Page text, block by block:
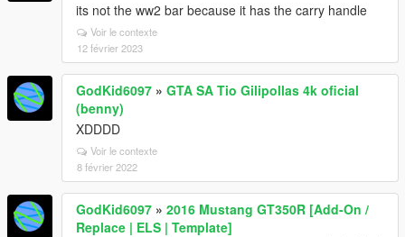
its not the ww2 bar because it has the carry handle
Voir le contexte
12 février 2023
GodKid6097 » GTA SA Tio Gilipollas 4k oficial
(benny)
XDDDD
Voir le contexte
8 février 2022
GodKid6097 » 2016 Mustang GT350R [Add-On /
Replace | ELS | Template]